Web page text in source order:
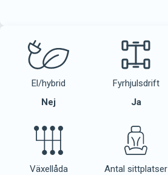
El/hybrid
Nej
Fyrhjulsdrift
Ja
Växellåda
Antal sittplatser